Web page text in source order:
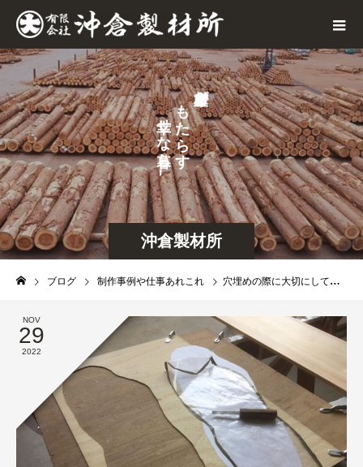
沖倉製材所
が
も
た
ら
す
せ
な
ら
し
ブログ 制作事例や仕事あれこれ 穴埋めの際に大切にしているこだわり
NOV
29
2022